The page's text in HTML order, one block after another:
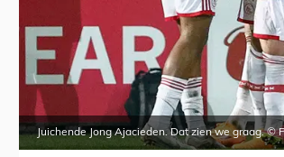
Juichende Jong Ajacieden. Dat zien we graag. ©